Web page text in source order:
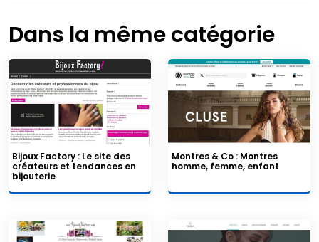
Dans la même catégorie
Bijoux Factory : Le site des
créateurs et tendances en
bijouterie
Montres & Co : Montres
homme, femme, enfant